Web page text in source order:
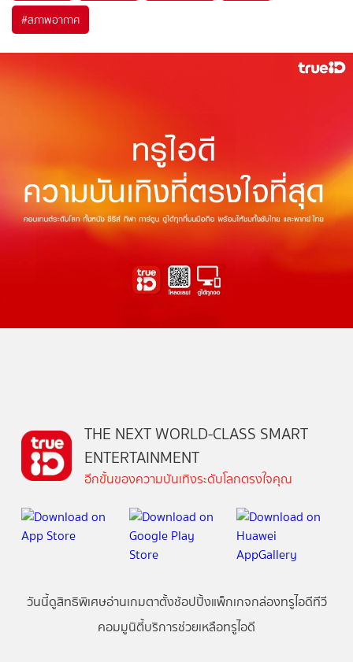
#สภาพอากาศ
THE NEXT WORLD-CLASS SMART
ENTERTAINMENT
อีกขั้นของความบันเทิงระดับโลกตรงใจคุณ
วันนี้ดูสิทธิพิเศษอ่านเกมตาตั้งช้อปปิ้งแพ็กเกจกล่องทรูไอดีทีวี
คอมมูนิตี้บริการช่วยเหลือทรูไอดี